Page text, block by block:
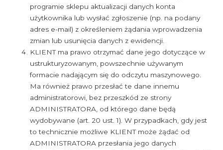
programie sklepu aktualizacji danych konta
użytkownika lub wysłać zgłoszenie (np. na podany
adres e-mail) z określeniem żądania wprowadzenia
zmian lub usunięcia danych z ewidencji.
KLIENT ma prawo otrzymać dane jego dotyczące w
ustrukturyzowanym, powszechnie używanym
formacie nadającym się do odczytu maszynowego.
Ma również prawo przesłać te dane innemu
administratorowi, bez przeszkód ze strony
ADMINISTRATORA, od którego dane będą
wydobywane (art. 20 ust. 1). W przypadkach, gdy jest
to technicznie możliwe KLIENT może żądać od
ADMINISTRATORA przesłania jego danych